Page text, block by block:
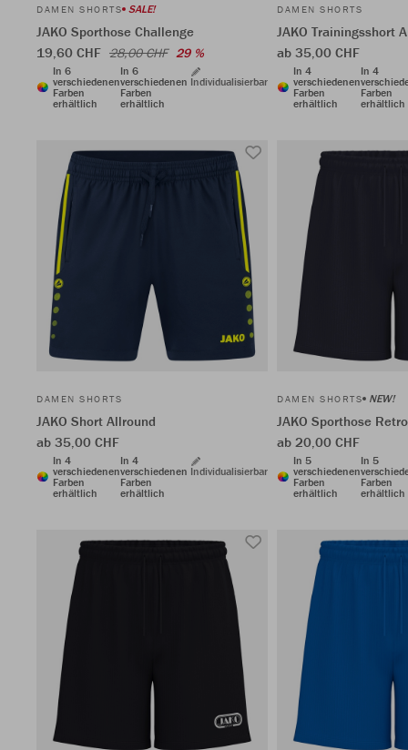
DAMEN SHORTS SALE!
JAKO Sporthose Challenge
19,60 CHF 28,00 CHF 29 %
In 6
verschiedenen
Farben
erhältlich
In 6
verschiedenen
Farben
erhältlich
Individualisierbar
DAMEN SHORTS
JAKO Trainingsshort
ab 35,00 CHF
In 4
verschiedenen
Farben
erhältlich
In 4
Farben
erhältlich
DAMEN SHORTS
JAKO Short Allround
ab 35,00 CHF
In 4
verschiedenen
Farben
erhältlich
In 4
verschiedenen
Farben
erhältlich
Individualisierbar
DAMEN SHORTS NEW!
JAKO Sporthose Retro
ab 20,00 CHF
In 5
verschiedenen
Farben
erhältlich
In 5
Farben
erhältlich